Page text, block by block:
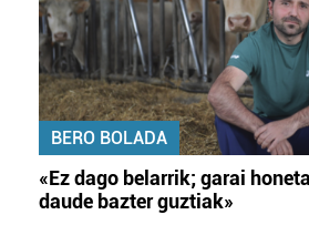
BERO BOLADA
«Ez dago belarrik; garai
daude bazter guztiak»